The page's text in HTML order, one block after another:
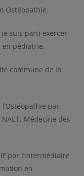
Ostéopathie.
suis parti exercer
en pédiatrie.
commune de la
par
Médecine des
par l’intermédiaire
en